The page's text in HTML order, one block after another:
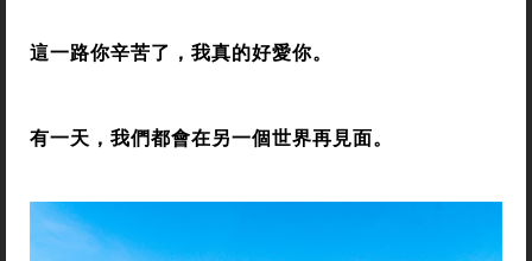
這一路你辛苦了，我真的好愛你。
有一天，我們都會在另一個世界再見面。